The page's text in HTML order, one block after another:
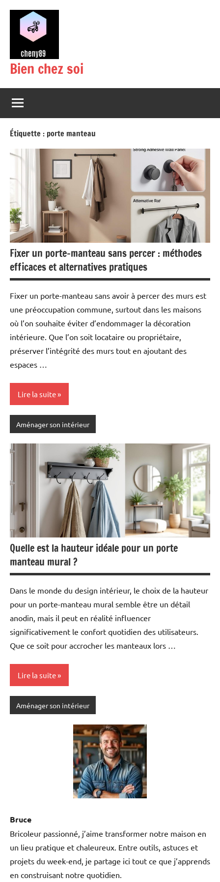
contenu
Bien chez soi
Étiquette : porte manteau
Fixer un porte-manteau sans percer : méthodes
efficaces et alternatives pratiques
Fixer un porte-manteau sans avoir à percer des murs est
une préoccupation commune, surtout dans les maisons
où l’on souhaite éviter d’endommager la décoration
intérieure. Que l’on soit locataire ou propriétaire,
préserver l’intégrité des murs tout en ajoutant des
espaces …
Lire la suite
Aménager son intérieur
Quelle est la hauteur idéale pour un porte
manteau mural ?
Dans le monde du design intérieur, le choix de la hauteur
pour un porte-manteau mural semble être un détail
anodin, mais il peut en réalité influencer
significativement le confort quotidien des utilisateurs.
Que ce soit pour accrocher les manteaux lors …
Lire la suite
Aménager son intérieur
Bruce
Bricoleur passionné, j’aime transformer notre maison en
un lieu pratique et chaleureux. Entre outils, astuces et
projets du week-end, je partage ici tout ce que j’apprends
en construisant notre quotidien.